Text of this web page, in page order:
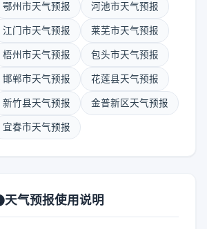
鄂州市天气预报 河池市天气预报
江门市天气预报 莱芜市天气预报
梧州市天气预报 包头市天气预报
邯郸市天气预报 花莲县天气预报
新竹县天气预报 金普新区天气预报
宜春市天气预报
天气预报使用说明